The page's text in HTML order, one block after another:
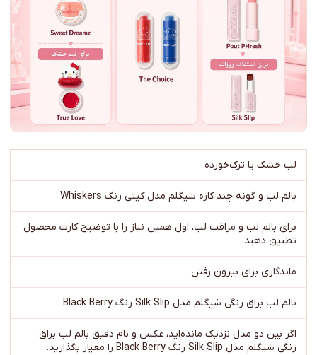
لب خشک یا ترک‌خورده
بالم لب و گونه چند کاره شیگلم مدل کیتی رنگ Whiskers
برای بالم لب و مراقب لب، اول همین نیاز را با توضیح کارت محصول
تطبیق دهید.
ماندگاری برای بیرون رفتن
بالم لب براق رنگی شیگلم مدل Silk Slip رنگ Black Berry
اگر بین دو مدل نزدیک مانده‌اید، عکس و نام دقیق بالم لب براق
رنگی شیگلم مدل Silk Slip رنگ Black Berry را معیار بگذارید.